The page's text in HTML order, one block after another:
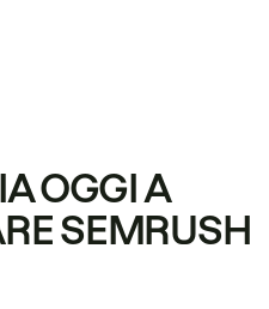
OGGI A
SEMRUSH